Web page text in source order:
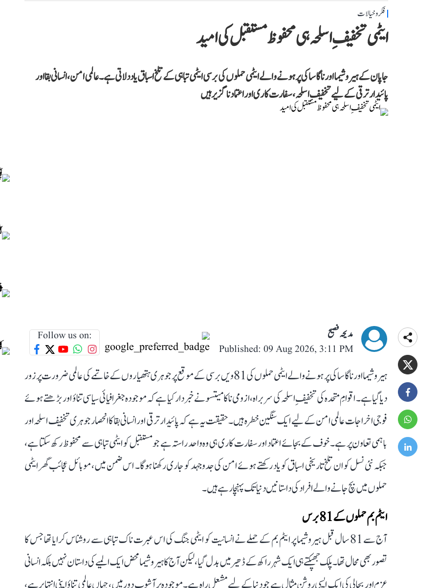
فکر و خیالات
ایٹمی تخفیفِ اسلحہ ہی محفوظ مستقبل کی امید
جاپان کے ہیروشیما اور ناگاساکی پر ہونے والے ایٹمی حملوں کی برسی ایٹمی تباہی کے تلخ اسباق یاد دلاتی ہے۔ عالمی امن، انسانی بقا اور
پائیدار ترقی کے لیے تخفیفِ اسلحہ، سفارت کاری اور اعتماد ناگزیر ہیں
مدیحہ فصیح
Published: 09 Aug 2026, 3:11 PM
Follow us on:
ہیروشیما اور ناگاساکی پر ہونے والے ایٹمی حملوں کی 81ویں برسی کے موقع پر جوہری ہتھیاروں کے خاتمے کی عالمی ضرورت پر زور
دیا گیا ہے۔ اقوامِ متحدہ کی تخفیفِ اسلحہ کی سربراہ، ازومی ناکامیتسو نے خبردار کیا ہے کہ موجودہ جغرافیائی سیاسی تناؤ اور بڑھتے ہوئے
فوجی اخراجات عالمی امن کے لیے ایک سنگین خطرہ ہیں۔ حقیقت یہ ہے کہ پائیدار ترقی اور انسانی بقا کا انحصار جوہری تخفیف اسلحہ اور
باہمی تعاون پر ہے۔ خوف کے بجائے اعتماد اور سفارت کاری ہی وہ واحد راستہ ہے جو مستقبل کو ایٹمی تباہی سے محفوظ رکھ سکتا ہے،
جبکہ نئی نسل کو ان تلخ تاریخی اسباق کو یاد رکھتے ہوئے امن کی جدوجہد کو جاری رکھنا ہوگا۔ اس ضمن میں، موبائل عجائب گھر ایٹمی
حملوں میں بچ جانے والے افراد کی داستانیں دنیا تک پہنچا رہے ہیں۔
ایٹم بم حملوں کے 81 برس
آج سے 81 سال قبل ہیروشیما پر ایٹم بم کے حملے نے انسانیت کو ایٹمی جنگ کی اس عبرت ناک تباہی سے روشناس کرایا تھا جس کا
تصور بھی محال تھا۔ پلک جھپکتے ہی ایک شہر راکھ کے ڈھیر میں بدل گیا، لیکن آج کا ہیروشیما محض ایک المیے کی داستان نہیں بلکہ انسانی